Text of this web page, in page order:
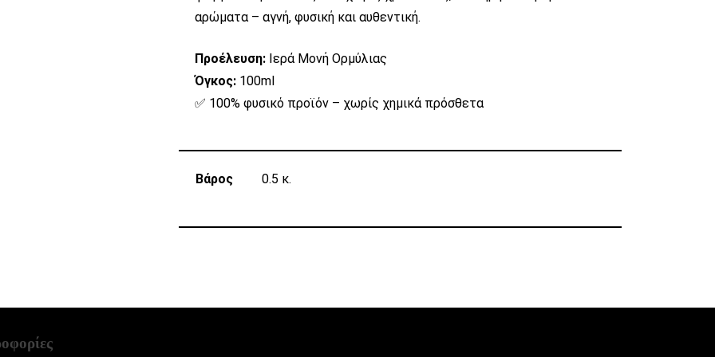
αρώματα – αγνή, φυσική και αυθεντική.
Προέλευση: Ιερά Μονή Ορμύλιας
Όγκος: 100ml
✅ 100% φυσικό προϊόν – χωρίς χημικά πρόσθετα
Βάρος 0.5 κ.